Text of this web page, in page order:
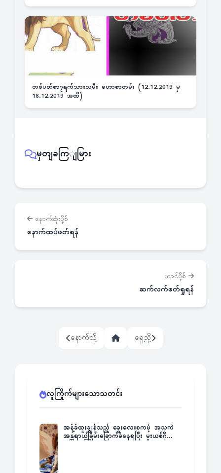
တစ်ပတ်စာ၇ရက်သားသမီး ဟောစာတမ်း (12.12.2019 မှ
18.12.2019 အထိ)
မှတျခကြျမြား
နောက်ဆုံးပို့စ်
နောက်ထပ်ဖတ်ရန်
ယခင်ပို့စ်
ဆက်လက်ဖတ်ရှုရန်
နောက်သို့ ရှေ့သို့
လူကြိုက်များသောသတင်း
အနံ့ခံထူးချွန်သည့် ခွေးလေးစကမ့် အသက်
အန္တရာယ်ခြိမ်းခြောက်ခံနေရပြီး မူးယစ်ဂိုဏ်း